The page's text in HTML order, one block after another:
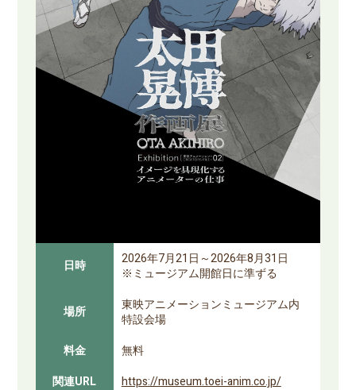
日時
2026年7月21日～2026年8月31日
※ミュージアム開館日に準ずる
場所
東映アニメーションミュージアム内
特設会場
料金
無料
関連URL
https://museum.toei-anim.co.jp/